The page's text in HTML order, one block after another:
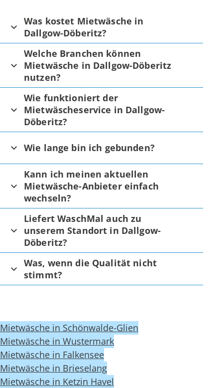
Was kostet Mietwäsche in
Dallgow-Döberitz?
Welche Branchen können
Mietwäsche in Dallgow-Döberitz
nutzen?
Wie funktioniert der
Mietwäscheservice in Dallgow-
Döberitz?
Wie lange bin ich gebunden?
Kann ich meinen aktuellen
Mietwäsche-Anbieter einfach
wechseln?
Liefert WaschMal auch zu
unserem Standort in Dallgow-
Döberitz?
Was, wenn die Qualität nicht
stimmt?
Mietwäsche in Schönwalde-Glien
Mietwäsche in Wustermark
Mietwäsche in Falkensee
Mietwäsche in Brieselang
Mietwäsche in Ketzin Havel